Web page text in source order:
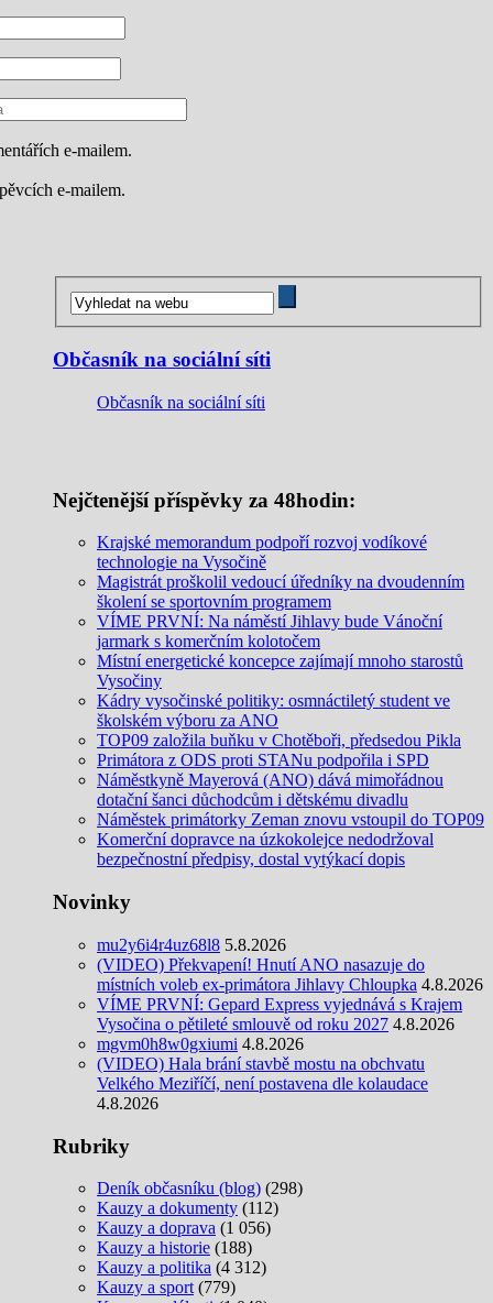
e-mailem.
e-mailem.
Občasník na sociální síti
Občasník na sociální síti
Nejčtenější příspěvky za 48hodin:
Krajské memorandum podpoří rozvoj vodíkové
technologie na Vysočině
Magistrát proškolil vedoucí úředníky na dvoudenním
školení se sportovním programem
VÍME PRVNÍ: Na náměstí Jihlavy bude Vánoční
jarmark s komerčním kolotočem
Místní energetické koncepce zajímají mnoho starostů
Vysočiny
Kádry vysočinské politiky: osmnáctiletý student ve
školském výboru za ANO
TOP09 založila buňku v Chotěboři, předsedou Pikla
Primátora z ODS proti STANu podpořila i SPD
Náměstkyně Mayerová (ANO) dává mimořádnou
dotační šanci důchodcům i dětskému divadlu
Náměstek primátorky Zeman znovu vstoupil do TOP09
Komerční dopravce na úzkokolejce nedodržoval
bezpečnostní předpisy, dostal vytýkací dopis
Novinky
mu2y6i4r4uz68l8 5.8.2026
(VIDEO) Překvapení! Hnutí ANO nasazuje do
místních voleb ex-primátora Jihlavy Chloupka 4.8.2026
VÍME PRVNÍ: Gepard Express vyjednává s Krajem
Vysočina o pětileté smlouvě od roku 2027 4.8.2026
mgvm0h8w0gxiumi 4.8.2026
(VIDEO) Hala brání stavbě mostu na obchvatu
Velkého Meziříčí, není postavena dle kolaudace
4.8.2026
Rubriky
Deník občasníku (blog) (298)
Kauzy a dokumenty (112)
Kauzy a doprava (1 056)
Kauzy a historie (188)
Kauzy a politika (4 312)
Kauzy a sport (779)